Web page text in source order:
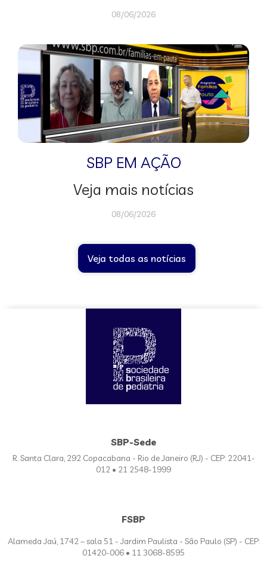
08/06/2026
SBP EM AÇÃO
Veja mais notícias
08/06/2026
Veja todas as notícias
SBP-Sede
R. Santa Clara, 292 Copacabana - Rio de Janeiro (RJ) - CEP: 22041-
012 • 21 2548-1999
FSBP
Alameda Jaú, 1742 – sala 51 - Jardim Paulista - São Paulo (SP) - CEP:
01420-006 • 11 3068-8595